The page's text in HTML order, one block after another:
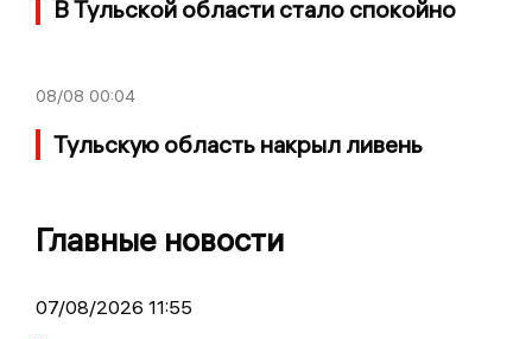
В Тульской области стало спокойно
08/08 00:04
Тульскую область накрыл ливень
Главные новости
07/08/2026 11:55